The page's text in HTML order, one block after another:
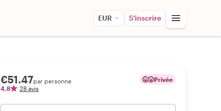
EUR S'inscrire
€51.47par personne
4,8
28 avis
Privée